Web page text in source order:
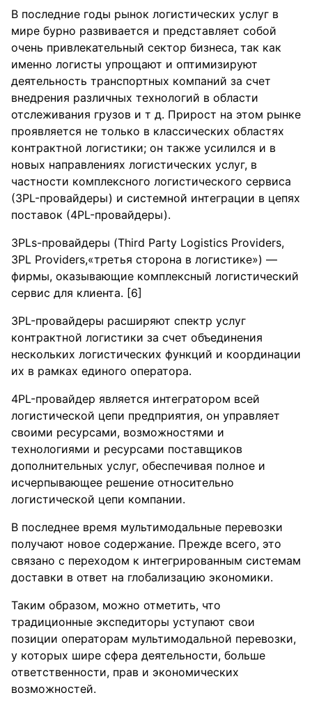
В последние годы рынок логистических услуг в
мире бурно развивается и представляет собой
очень привлекательный сектор бизнеса, так как
именно логисты упрощают и оптимизируют
деятельность транспортных компаний за счет
внедрения различных технологий в области
отслеживания грузов и т д. Прирост на этом рынке
проявляется не только в классических областях
контрактной логистики; он также усилился и в
новых направлениях логистических услуг, в
частности комплексного логистического сервиса
(3PL-провайдеры) и системной интеграции в цепях
поставок (4PL-провайдеры).
3PLs-провайдеры (Third Party Logistics Providers,
3PL Providers,«третья сторона в логистике») —
фирмы, оказывающие комплексный логистический
сервис для клиента. [6]
3PL-провайдеры расширяют спектр услуг
контрактной логистики за счет объединения
нескольких логистических функций и координации
их в рамках единого оператора.
4PL-провайдер является интегратором всей
логистической цепи предприятия, он управляет
своими ресурсами, возможностями и
технологиями и ресурсами поставщиков
дополнительных услуг, обеспечивая полное и
исчерпывающее решение относительно
логистической цепи компании.
В последнее время мультимодальные перевозки
получают новое содержание. Прежде всего, это
связано с переходом к интегрированным системам
доставки в ответ на глобализацию экономики.
Таким образом, можно отметить, что
традиционные экспедиторы уступают свои
позиции операторам мультимодальной перевозки,
у которых шире сфера деятельности, больше
ответственности, прав и экономических
возможностей.